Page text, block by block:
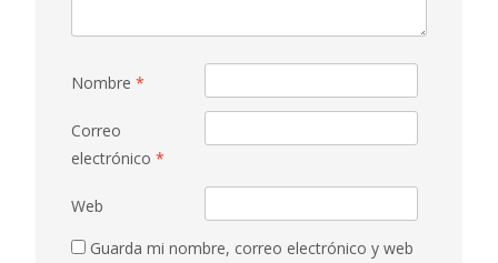
Nombre *
Correo
electrónico *
Web
Guarda mi nombre, correo electrónico y web